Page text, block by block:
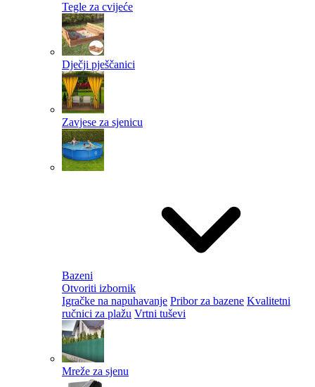
Tegle za cvijeće
Dječji pješčanici
Zavjese za sjenicu
Bazeni
Otvoriti izbornik
Igračke na napuhavanje Pribor za bazene Kvalitetni
ručnici za plažu Vrtni tuševi
Mreže za sjenu